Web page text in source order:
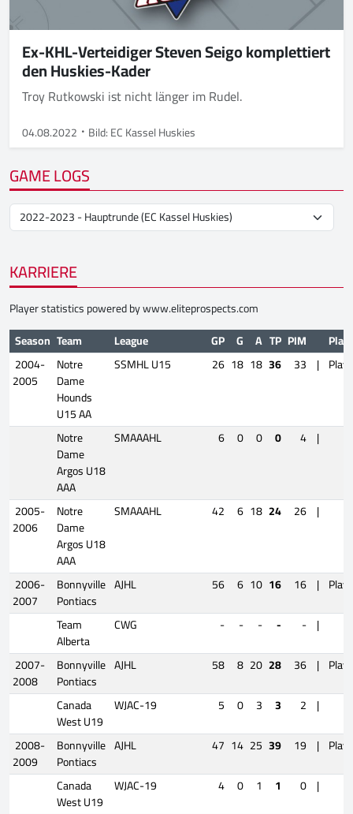
Ex-KHL-Verteidiger Steven Seigo komplettiert
den Huskies-Kader
Troy Rutkowski ist nicht länger im Rudel.
04.08.2022 Bild: EC Kassel Huskies
GAME LOGS
KARRIERE
Player statistics powered bywww.eliteprospects.com
Season Team League GP G A TP PIM
2004-
2005
Notre
Dame
Hounds
U15 AA
SSMHL U15 26 18 18 36 33 |
Notre
Dame
Argos U18
AAA
SMAAAHL 6 0 0 0 4 |
2005-
2006
Notre
Dame
Argos U18
AAA
SMAAAHL 42 6 18 24 26 |
2006-
2007
Bonnyville
Pontiacs
AJHL 56 6 10 16 16 |
Team
Alberta
CWG - - - - - |
2007-
2008
Bonnyville
Pontiacs
AJHL 58 8 20 28 36 |
Canada
West U19
WJAC-19 5 0 3 3 2 |
2008-
2009
Bonnyville
Pontiacs
AJHL 47 14 25 39 19 |
Canada
West U19
WJAC-19 4 0 1 1 0 |